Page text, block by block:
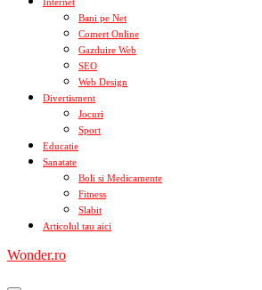
Bani pe Net
Comert Online
Gazduire Web
SEO
Web Design
Divertisment
Jocuri
Sport
Educatie
Sanatate
Boli si Medicamente
Fitness
Slabit
Articolul tau aici
Wonder.ro